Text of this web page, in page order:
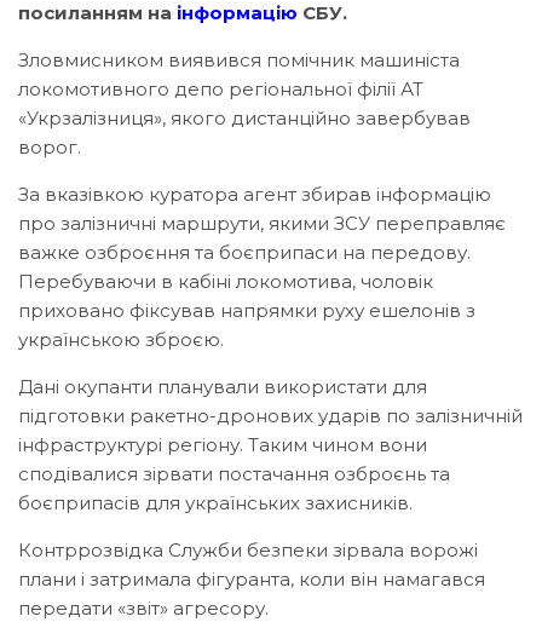
посиланням на інформацію СБУ.
Зловмисником виявився помічник машиніста
локомотивного депо регіональної філії АТ
«Укрзалізниця», якого дистанційно завербував
ворог.
За вказівкою куратора агент збирав інформацію
про залізничні маршрути, якими ЗСУ переправляє
важке озброєння та боєприпаси на передову.
Перебуваючи в кабіні локомотива, чоловік
приховано фіксував напрямки руху ешелонів з
українською зброєю.
Дані окупанти планували використати для
підготовки ракетно-дронових ударів по залізничній
інфраструктурі регіону. Таким чином вони
сподівалися зірвати постачання озброєнь та
боєприпасів для українських захисників.
Контррозвідка Служби безпеки зірвала ворожі
плани і затримала фігуранта, коли він намагався
передати «звіт» агресору.